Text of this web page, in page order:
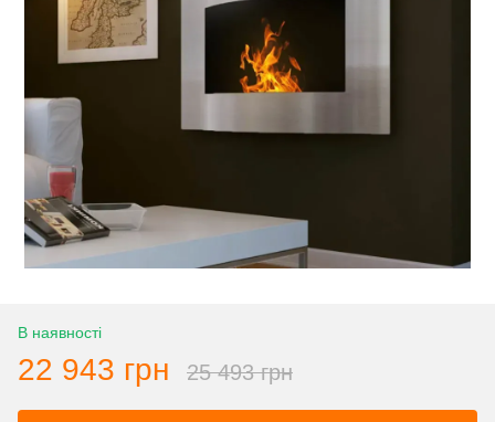
В наявності
22 943 грн 25 493 грн